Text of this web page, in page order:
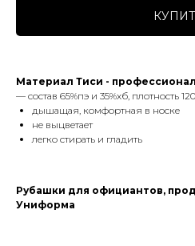
Материал Тиси -
— состав 65%пэ и 35%хб, плотность
дышащая, комфортная в носке
не выцветает
легко стирать и гладить
Рубашки для официантов,
Униформа